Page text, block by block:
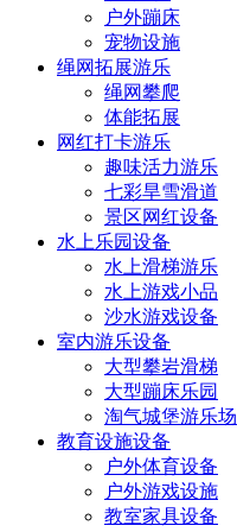
户外蹦床
宠物设施
绳网拓展游乐
绳网攀爬
体能拓展
网红打卡游乐
趣味活力游乐
七彩旱雪滑道
景区网红设备
水上乐园设备
水上滑梯游乐
水上游戏小品
沙水游戏设备
室内游乐设备
大型攀岩滑梯
大型蹦床乐园
淘气城堡游乐场
教育设施设备
户外体育设备
户外游戏设施
教室家具设备